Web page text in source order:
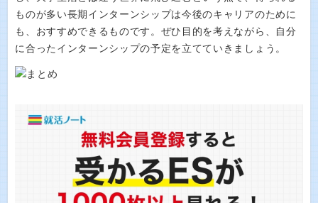
ものが多い長期インターンシップは今後のキャリアのために
も、おすすめできるものです。ぜひ目的を考えながら、自分
に合ったインターンシップの予定を立てていきましょう。